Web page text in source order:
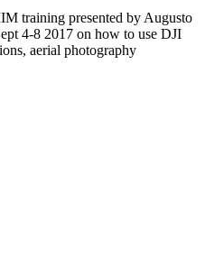
training presented by Augusto
4-8 2017 on how to use DJI
aerial photography